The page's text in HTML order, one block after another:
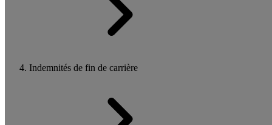
Indemnités de fin de carrière